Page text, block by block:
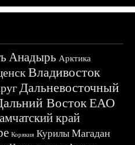
Анадырь Арктика
Владивосток
Дальневосточный
ВостокЕАО
край
Корякия Курилы Магадан